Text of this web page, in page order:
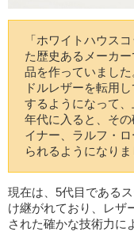
「ホワイトハウス
た歴史あるメーカ
品を作っていまし
ドルレザーを転用
するようになって
年代に入ると、そ
イナー、ラルフ・
られるようになりま
現在は、5代目である
け継がれており、レザ
された確かな技術力に